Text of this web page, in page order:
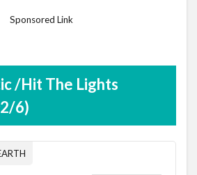
Sponsored Link
/Hit The Lights
6)